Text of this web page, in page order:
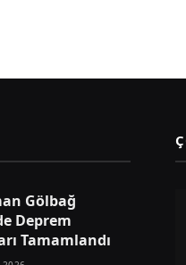
Gölbağ
Deprem
Tamamlandı